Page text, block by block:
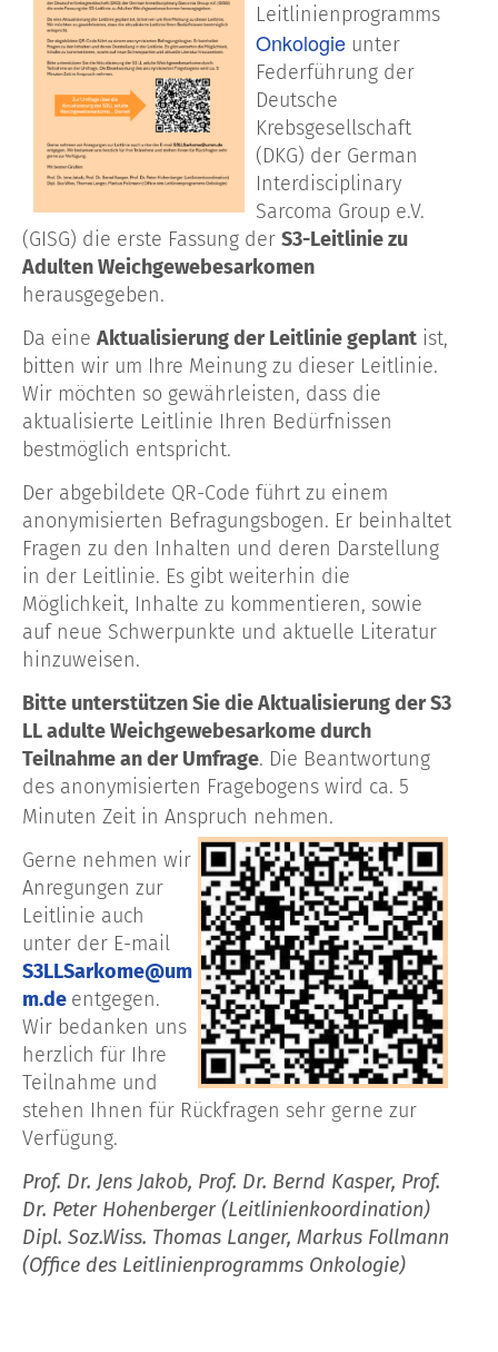
Leitlinienprogramms
Onkologie unter
Federführung der
Deutsche
Krebsgesellschaft
(DKG) der German
Interdisciplinary
Sarcoma Group e.V.
(GISG) die erste Fassung der S3-Leitlinie zu
Adulten Weichgewebesarkomen
herausgegeben.
Da eine Aktualisierung der Leitlinie geplant ist,
bitten wir um Ihre Meinung zu dieser Leitlinie.
Wir möchten so gewährleisten, dass die
aktualisierte Leitlinie Ihren Bedürfnissen
bestmöglich entspricht.
Der abgebildete QR-Code führt zu einem
anonymisierten Befragungsbogen. Er beinhaltet
Fragen zu den Inhalten und deren Darstellung
in der Leitlinie. Es gibt weiterhin die
Möglichkeit, Inhalte zu kommentieren, sowie
auf neue Schwerpunkte und aktuelle Literatur
hinzuweisen.
Bitte unterstützen Sie die Aktualisierung der S3
LL adulte Weichgewebesarkome durch
Teilnahme an der Umfrage. Die Beantwortung
des anonymisierten Fragebogens wird ca. 5
Minuten Zeit in Anspruch nehmen.
Gerne nehmen wir
Anregungen zur
Leitlinie auch
unter der E-mail
S3LLSarkome@um
m.de entgegen.
Wir bedanken uns
herzlich für Ihre
Teilnahme und
stehen Ihnen für Rückfragen sehr gerne zur
Verfügung.
Prof. Dr. Jens Jakob, Prof. Dr. Bernd Kasper, Prof.
Dr. Peter Hohenberger (Leitlinienkoordination)​
Dipl. Soz.Wiss. Thomas Langer, Markus Follmann
(Office des Leitlinienprogramms Onkologie)​